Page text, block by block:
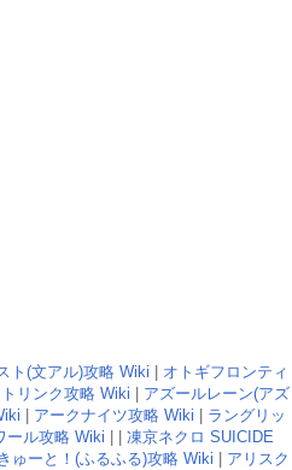
ト(文アル)攻略 Wiki
オトギフロンティ
リンク攻略 Wiki
アズールレーン(アズ
アークナイツ攻略 Wiki
ラングリッ
ール攻略 Wiki
凍京ネクロ SUICIDE
ゅーと！(ふるふる)攻略 Wiki
アリスク